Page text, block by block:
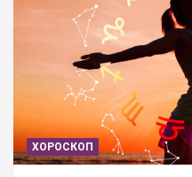
ХОРОСКОП